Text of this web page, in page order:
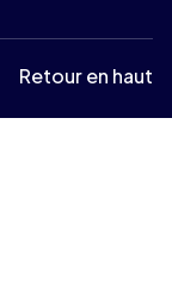
Retour en haut